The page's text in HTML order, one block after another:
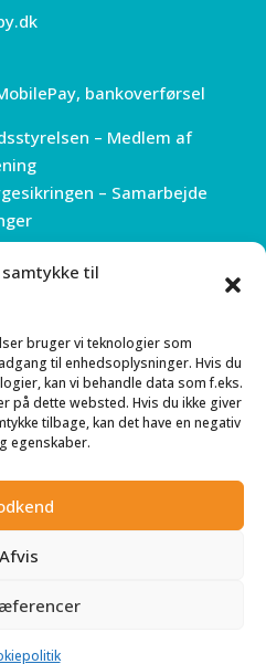
til
bruger vi teknologier som
til enhedsoplysninger. Hvis du
kan vi behandle data som f.eks.
på dette websted. Hvis du ikke giver
tilbage, kan det have en negativ
egenskaber.
Afvis
bankoverførsel
– Medlem af
– Samarbejde
kl. 8.00
Klinik Kgs Lyngby